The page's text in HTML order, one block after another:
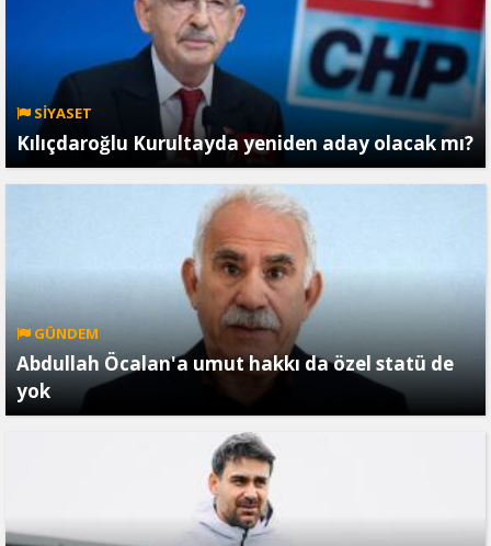
SİYASET
Kılıçdaroğlu Kurultayda yeniden aday olacak mı?
GÜNDEM
Abdullah Öcalan'a umut hakkı da özel statü de
yok